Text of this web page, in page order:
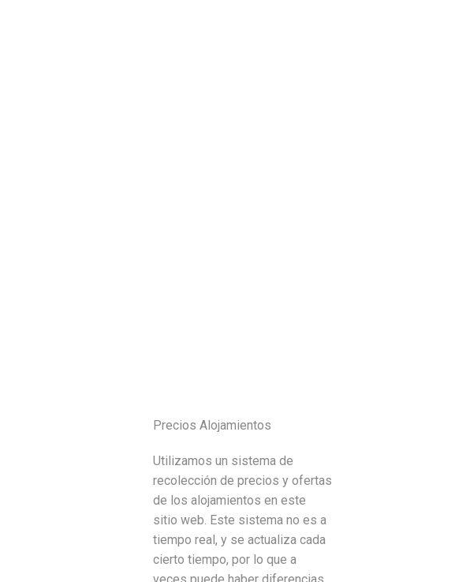
Precios Alojamientos
Utilizamos un sistema de
recolección de precios y ofertas
de los alojamientos en este
sitio web. Este sistema no es a
tiempo real, y se actualiza cada
cierto tiempo, por lo que a
veces puede haber diferencias